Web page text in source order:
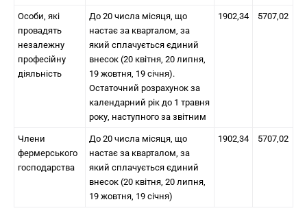
Особи, які
провадять
незалежну
професійну
діяльність
До 20 числа місяця, що
настає за кварталом, за
який сплачується єдиний
внесок (20 квітня, 20 липня,
19 жовтня, 19 січня).
Остаточний розрахунок за
календарний рік до 1 травня
року, наступного за звітним
1902,34 5707,02
Члени
фермерського
господарства
До 20 числа місяця, що
настає за кварталом, за
який сплачується єдиний
внесок (20 квітня, 20 липня,
19 жовтня, 19 січня)
1902,34 5707,02